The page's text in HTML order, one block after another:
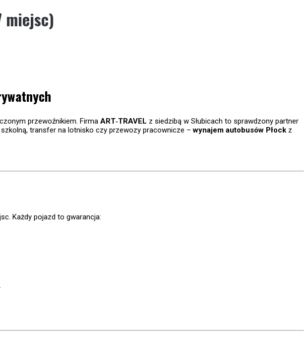
miejsc)
przewoźnikiem. Firma ART‐TRAVEL z siedzibą w Słubicach to sprawdzony partner
transfer na lotnisko czy przewozy pracownicze –wynajem autobusów Płock z
Każdy pojazd to gwarancja: